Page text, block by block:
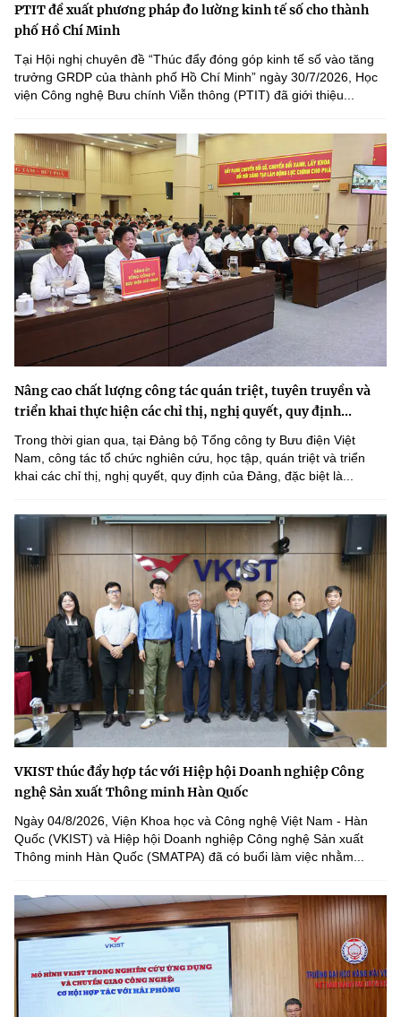
PTIT đề xuất phương pháp đo lường kinh tế số cho thành
phố Hồ Chí Minh
Tại Hội nghị chuyên đề “Thúc đẩy đóng góp kinh tế số vào tăng
trưởng GRDP của thành phố Hồ Chí Minh” ngày 30/7/2026, Học
viện Công nghệ Bưu chính Viễn thông (PTIT) đã giới thiệu...
Nâng cao chất lượng công tác quán triệt, tuyên truyền và
triển khai thực hiện các chỉ thị, nghị quyết, quy định...
Trong thời gian qua, tại Đảng bộ Tổng công ty Bưu điện Việt
Nam, công tác tổ chức nghiên cứu, học tập, quán triệt và triển
khai các chỉ thị, nghị quyết, quy định của Đảng, đặc biệt là...
VKIST thúc đẩy hợp tác với Hiệp hội Doanh nghiệp Công
nghệ Sản xuất Thông minh Hàn Quốc
Ngày 04/8/2026, Viện Khoa học và Công nghệ Việt Nam - Hàn
Quốc (VKIST) và Hiệp hội Doanh nghiệp Công nghệ Sản xuất
Thông minh Hàn Quốc (SMATPA) đã có buổi làm việc nhằm...